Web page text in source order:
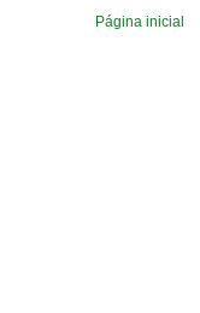
Página inicial